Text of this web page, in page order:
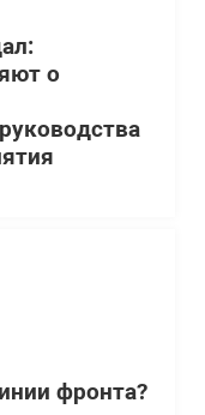
о
фронта?